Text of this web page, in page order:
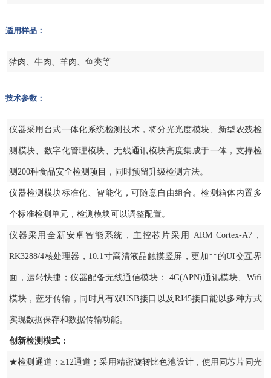
适用样品：
猪肉、牛肉、羊肉、鱼类等
技术参数：
仪器采用台式一体化系统检测技术，将分光光度模块、新型农残检
测模块、数字化管理模块、无线通讯模块高度集成于一体，支持检
测200种食品安全检测项目，同时预留升级检测方法。
仪器检测模块标准化、智能化，可随意自由组合。检测箱体内置多
个标准检测单元，检测模块可以调整配置。
仪器采用全新安卓智能系统，主控芯片采用 ARM Cortex-A7，
RK3288/4核处理器，10.1寸高清液晶触摸竖屏，更加**的UI交互界
面，运转快捷；仪器配备无线通信模块： 4G(APN)通讯模块、Wifi
模块，蓝牙传输，同时具有双USB接口以及RJ45接口能以多种方式
实现数据保存和数据传输功能。
创新检测模式：
★检测通道：≥12通道；采用精密旋转比色池设计，使用同芯片同光